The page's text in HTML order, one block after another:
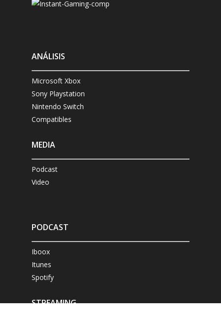
ANÁLISIS
Microsoft Xbox
Sony Playstation
Nintendo Switch
Compatibles
MEDIA
Podcast
Video
PODCAST
Iboox
Itunes
Spotify
STREAMING